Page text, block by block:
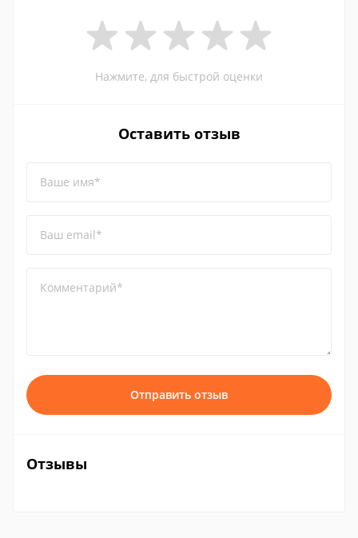
Нажмите, для быстрой оценки
Оставить отзыв
Ваше имя*
Ваш email*
Комментарий*
Отправить отзыв
Отзывы